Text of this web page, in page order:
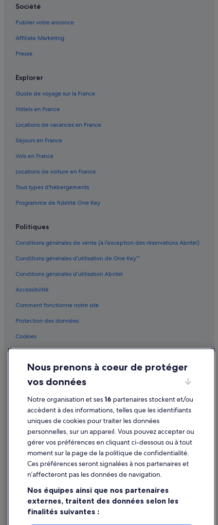
Pakiri : hôtels
Pakiri : Résidences de vacances
Pakiri : Complexes hôteliers
Puhoi : Chambres d’hôtes
Ramarama : Chambres d’hôtes
Tapora : hôtels Séjours réservés aux adultes
Tapora : Complexes hôteliers
Te Hana : Appart’hôtels
Te Hana : Maison d’hôtes
Te Hana : hôtels
Te Hana : Complexes hôteliers
Société
Publier votre annonce
Affiliate Marketing
Presse
Explorer
Guide de voyage sur la France
Hôtels en France
Locations de vacances en France
Séjours en France
Vols en France
Locations de voiture en France
Tous types d'hébergements
Programme de fidélité One Key
Politiques
Conditions générales de vente (à l’exception des réservations Abritel)
Conditions générales d’utilisation de One Key™
Conditions générales d’utilisation Abritel
Accessibilité
Comment fonctionne notre site
Protection des données
Cookies
Mentions légales / Nous contacter
Directives de contenu et signalement de contenus
Aide
Assistance
Annuler votre vol
Annuler une réservation d'hôtel ou de location de vacances
Délais de remboursement
Documents de voyage internationaux
Nous prenons à coeur de protéger
vos données
Notre organisation et ses16 partenaires stockent et/ou
accèdent à des informations, telles que les identifiants
uniques de cookies pour traiter les données
personnelles, sur un appareil. Vous pouvez accepter ou
gérer vos préférences en cliquant ci-dessous ou à tout
moment sur la page de la politique de confidentialité.
Ces préférences seront signalées à nos partenaires et
n’affecteront pas les données de navigation.
Nos équipes ainsi que nos partenaires
externes, traitent des données selon les
finalités suivantes :